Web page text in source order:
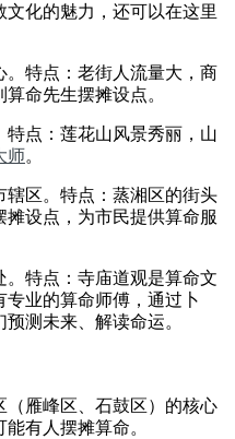
化的魅力，还可以在这里
特点：老街人流量大，商
命先生摆摊设点。
点：莲花山风景秀丽，山
师。
区。特点：蒸湘区的街头
设点，为市民提供算命服
特点：寺庙道观是算命文
业的算命师傅，通过卜
测未来、解读命运。
雁峰区、石鼓区）的核心
有人摆摊算命。